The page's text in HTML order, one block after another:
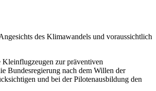
des Klimawandels und voraussichtlich
zur präventiven
Bundesregierung nach dem Willen der
und bei der Pilotenausbildung den